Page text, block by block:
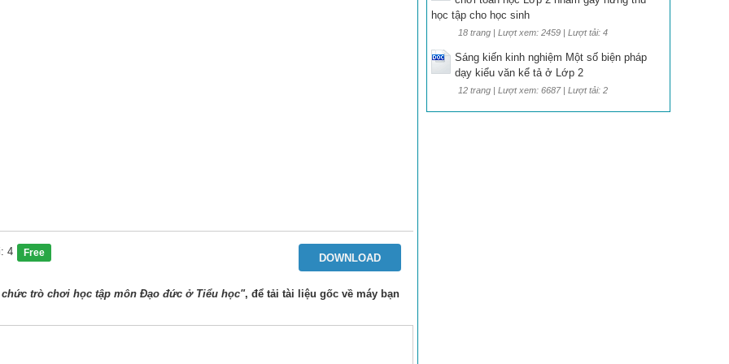
4 Free DOWNLOAD
trò chơi học tập môn Đạo đức ở Tiểu học", để tải tài liệu gốc về máy bạn
học tập cho học sinh
18 trang | Lượt xem: 2459 | Lượt tải: 4
Sáng kiến kinh nghiệm Một số biện pháp
dạy kiểu văn kể tả ở Lớp 2
12 trang | Lượt xem: 6687 | Lượt tải: 2